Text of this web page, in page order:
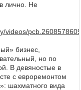
лично. Не
videos/
бизнес,
но по
В девяностые в
с евроремонтом
шахматного вида